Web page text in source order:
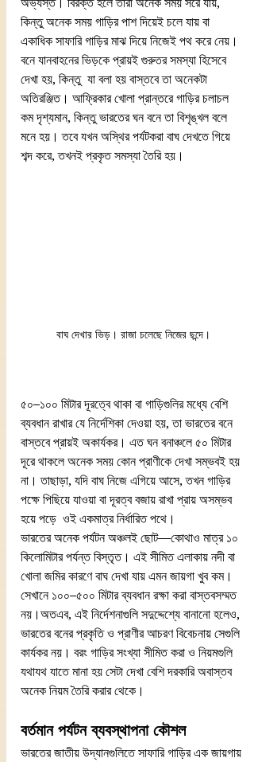
অভ্যস্ত। বিরক্ত হলে তারা অনেক সময় সরে যায়,
কিন্তু অনেক সময় গাড়ির পাশ দিয়েই চলে যায় বা
একাধিক সাফারি গাড়ির মাঝ দিয়ে নিজেই পথ করে নেয়।
বনে যানবাহনের ভিড়কে প্রায়ই গুরুতর সমস্যা হিসেবে
দেখা হয়, কিন্তু  যা বলা হয় বাস্তবে তা অনেকটা
অতিরঞ্জিত। আফ্রিকার খোলা প্রান্তরে গাড়ির চলাচল
কম দৃশ্যমান, কিন্তু ভারতের ঘন বনে তা বিশৃঙ্খল বলে
মনে হয়। তবে যখন অস্থির পর্যটকরা বাঘ দেখতে গিয়ে
শব্দ করে, তখনই প্রকৃত সমস্যা তৈরি হয়।
বাঘ দেখার ভিড়। রাজা চলেছে নিজের ছন্দে।
৫০–১০০ মিটার দূরত্বে থাকা বা গাড়িগুলির মধ্যে বেশি
ব্যবধান রাখার যে নির্দেশিকা দেওয়া হয়, তা ভারতের বনে
বাস্তবে প্রায়ই অকার্যকর। এত ঘন বনাঞ্চলে ৫০ মিটার
দূরে থাকলে অনেক সময় কোন প্রাণীকে দেখা সম্ভবই হয়
না। তাছাড়া, যদি বাঘ নিজে এগিয়ে আসে, তখন গাড়ির
পক্ষে পিছিয়ে যাওয়া বা দূরত্ব বজায় রাখা প্রায় অসম্ভব
হয়ে পড়ে  ওই একমাত্র নির্ধারিত পথে।
ভারতের অনেক পর্যটন অঞ্চলই ছোট—কোথাও মাত্র ১০
কিলোমিটার পর্যন্ত বিস্তৃত। এই সীমিত এলাকায় নদী বা
খোলা জমির কারণে বাঘ দেখা যায় এমন জায়গা খুব কম।
সেখানে ১০০–৫০০ মিটার ব্যবধান রক্ষা করা বাস্তবসম্মত
নয়।অতএব, এই নির্দেশনাগুলি সদুদ্দেশ্যে বানানো হলেও,
ভারতের বনের প্রকৃতি ও প্রাণীর আচরণ বিবেচনায় সেগুলি
কার্যকর নয়। বরং গাড়ির সংখ্যা সীমিত করা ও নিয়মগুলি
যথাযথ যাতে মানা হয় সেটা দেখা বেশি দরকারি অবাস্তব
অনেক নিয়ম তৈরি করার থেকে।
বর্তমান পর্যটন ব্যবস্থাপনা কৌশল
ভারতের জাতীয় উদ্যানগুলিতে সাফারি গাড়ির এক জায়গায়